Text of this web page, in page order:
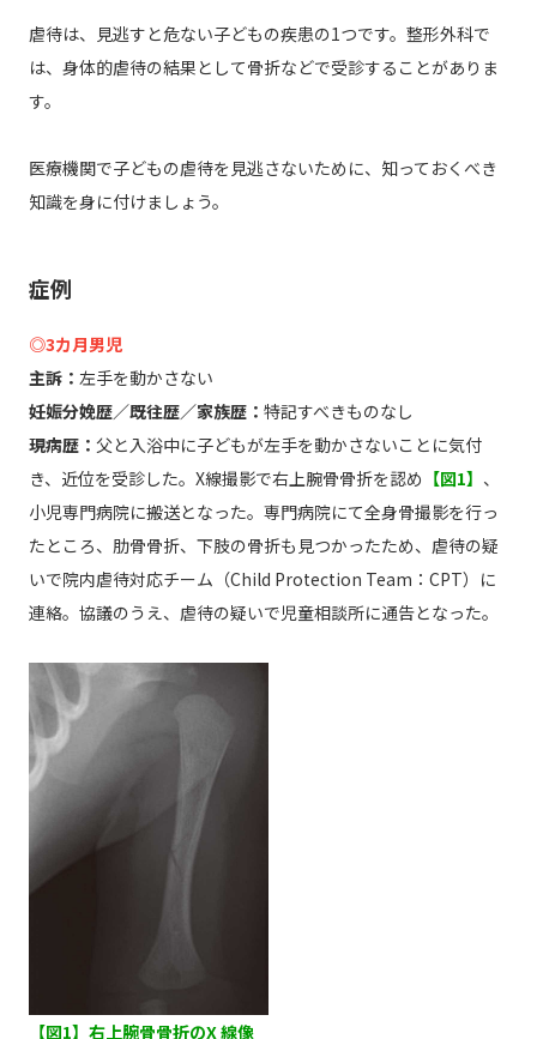
虐待は、見逃すと危ない子どもの疾患の1つです。整形外科で
は、身体的虐待の結果として骨折などで受診することがありま
す。
医療機関で子どもの虐待を見逃さないために、知っておくべき
知識を身に付けましょう。
症例
◎3カ月男児
主訴： 左手を動かさない
妊娠分娩歴／既往歴／家族歴： 特記すべきものなし
現病歴： 父と入浴中に子どもが左手を動かさないことに気付
き、近位を受診した。X線撮影で右上腕骨骨折を認め 【図1】 、
小児専門病院に搬送となった。専門病院にて全身骨撮影を行っ
たところ、肋骨骨折、下肢の骨折も見つかったため、虐待の疑
いで院内虐待対応チーム（Child Protection Team：CPT）に
連絡。協議のうえ、虐待の疑いで児童相談所に通告となった。
【図1】右上腕骨骨折のX 線像